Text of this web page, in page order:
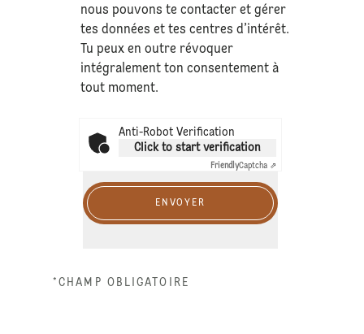
nous pouvons te contacter et gérer
tes données et tes centres d’intérêt.
Tu peux en outre révoquer
intégralement ton consentement à
tout moment.
Anti-Robot Verification
Click to start verification
FriendlyCaptcha ⇗
ENVOYER
*CHAMP OBLIGATOIRE